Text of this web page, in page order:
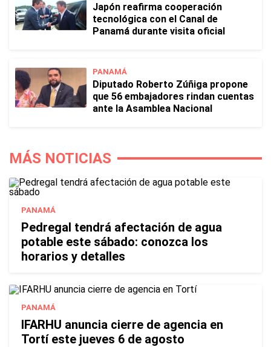
Japón reafirma cooperación
tecnológica con el Canal de
Panamá durante visita oficial
PANAMÁ
Diputado Roberto Zúñiga propone
que 56 embajadores rindan cuentas
ante la Asamblea Nacional
MÁS NOTICIAS
PANAMÁ
Pedregal tendrá afectación de agua
potable este sábado: conozca los
horarios y detalles
PANAMÁ
IFARHU anuncia cierre de agencia en
Tortí este jueves 6 de agosto